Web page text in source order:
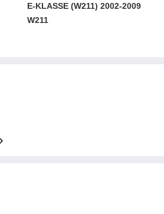
E-KLASSE (W211) 2002-2009
W211